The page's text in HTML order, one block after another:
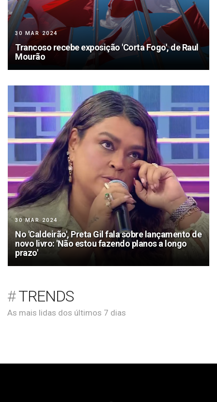
30 MAR 2024
Trancoso recebe exposição 'Corta Fogo', de Raul
Mourão
30 MAR 2024
No 'Caldeirão', Preta Gil fala sobre lançamento de
novo livro: 'Não estou fazendo planos a longo
prazo'
TRENDS
As mais lidas dos últimos 7 dias